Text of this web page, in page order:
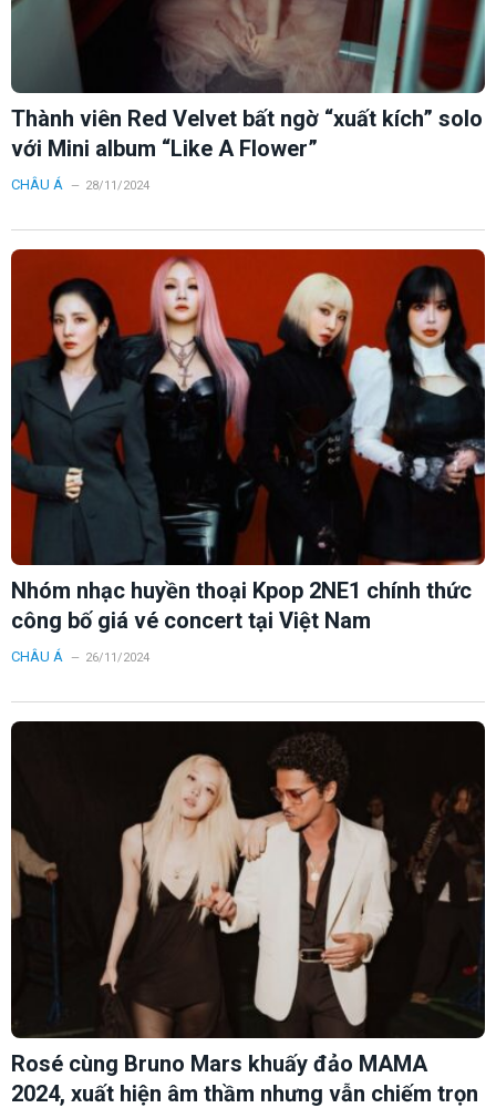
Thành viên Red Velvet bất ngờ “xuất kích” solo
với Mini album “Like A Flower”
CHÂU Á 28/11/2024
Nhóm nhạc huyền thoại Kpop 2NE1 chính thức
công bố giá vé concert tại Việt Nam
CHÂU Á 26/11/2024
Rosé cùng Bruno Mars khuấy đảo MAMA
2024, xuất hiện âm thầm nhưng vẫn chiếm trọn